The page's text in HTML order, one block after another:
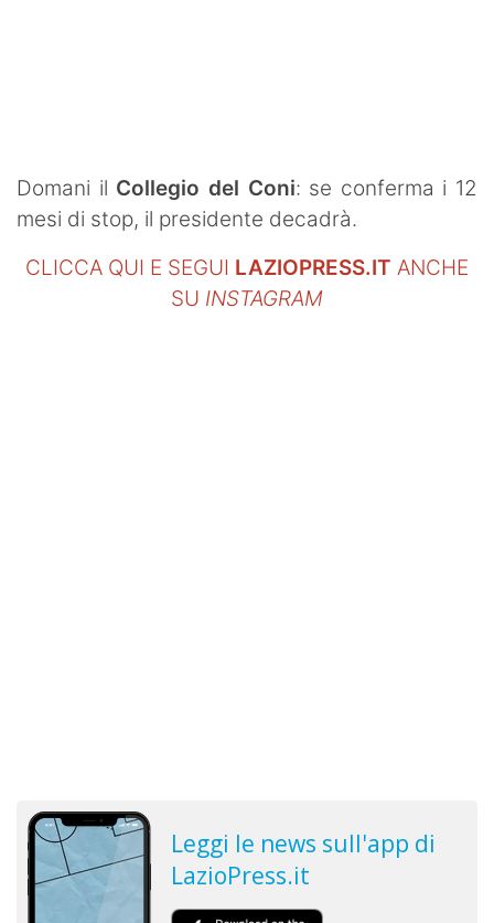
Contatti
Domani il Collegio del Coni: se conferma i 12
mesi di stop, il presidente decadrà.
CLICCA QUI E SEGUI LAZIOPRESS.IT ANCHE
SU INSTAGRAM